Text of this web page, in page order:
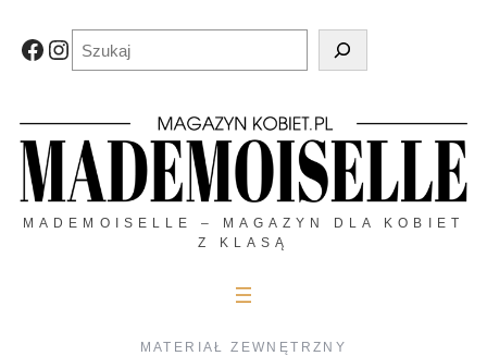
treściFacebook
Instagram
MADEMOISELLE – MAGAZYN DLA KOBIET
Z KLASĄ
MATERIAŁ ZEWNĘTRZNY